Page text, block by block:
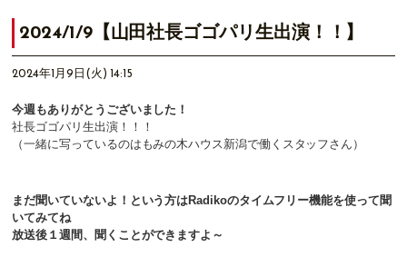
2024/1/9【山田社長ゴゴパリ生出演！！】
2024年1月9日(火) 14:15
今週もありがとうございました！
社長ゴゴパリ生出演！！！
（一緒に写っているのはもみの木ハウス新潟で働くスタッフさん）
まだ聞いていないよ！という方はRadikoのタイムフリー機能を使って聞
いてみてね
放送後１週間、聞くことができますよ～